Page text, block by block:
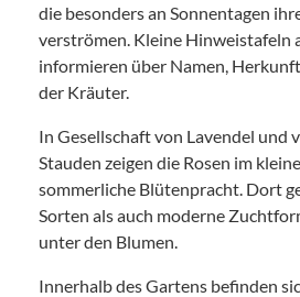
die besonders an Sonnentagen
verströmen. Kleine Hinweistafeln
informieren über Namen,
der Kräuter.
In Gesellschaft von Lavendel und
Stauden zeigen die Rosen im
sommerliche Blütenpracht. Dort
Sorten als auch moderne
unter den Blumen.
Innerhalb des Gartens befinden